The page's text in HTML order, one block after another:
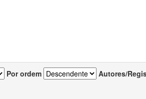
Por ordem Autores/